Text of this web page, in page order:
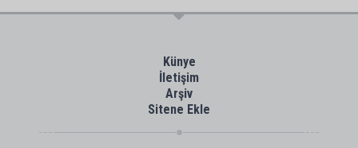
Künye
İletişim
Arşiv
Sitene Ekle